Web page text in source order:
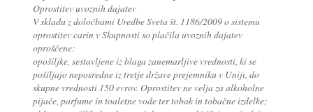
Oprostitev uvoznih dajatev
V skladu z določbami Uredbe Sveta št. 1186/2009 o sistemu
oprostitev carin v Skupnosti so plačila uvoznih dajatev
oproščene:
opošiljke, sestavljene iz blaga zanemarljive vrednosti, ki se
pošiljajo neposredne iz tretje države prejemniku v Uniji, do
skupne vrednosti 150 evrov. Oprostitev ne velja za alkoholne
pijače, parfume in toaletne vode ter tobak in tobačne izdelke;